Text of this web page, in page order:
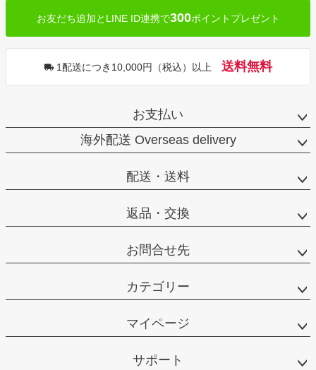
お友だち追加とLINE ID連携で300ポイントプレゼント
1配送につき10,000円（税込）以上 送料無料
お支払い
海外配送 Overseas delivery
配送・送料
返品・交換
お問合せ先
カテゴリー
マイページ
サポート